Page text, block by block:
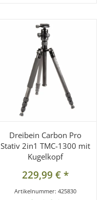
Dreibein Carbon Pro
Stativ 2in1 TMC-1300 mit
Kugelkopf
229,99 €*
Artikelnummer: 425830